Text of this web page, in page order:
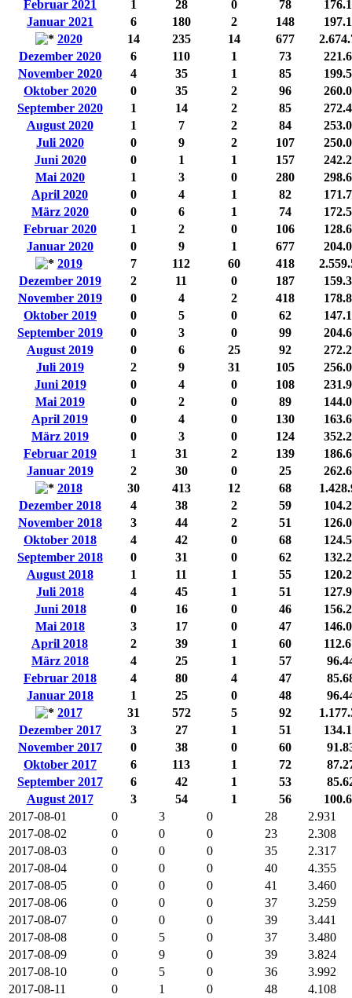
Februar 2021 1 28 0 78
Januar 2021
6 180 2 148
2020
14 235 14 677
Dezember 2020
6 110 1 73
November 2020
4 35 1 85
Oktober 2020
0 35 2 96
September 2020
1 14 2 85
August 2020
1 7 2 84
Juli 2020
0 9 2 107
Juni 2020
0 1 1 157
Mai 2020
1 3 0 280
April 2020
0 4 1 82
März 2020
0 6 1 74
Februar 2020
1 2 0 106
Januar 2020
0 9 1 677
2019
7 112 60 418
Dezember 2019
2 11 0 187
November 2019
0 4 2 418
Oktober 2019
0 5 0 62
September 2019
0 3 0 99
August 2019
0 6 25 92
Juli 2019
2 9 31 105
Juni 2019
0 4 0 108
Mai 2019
0 2 0 89
April 2019
0 4 0 130
März 2019
0 3 0 124
Februar 2019
1 31 2 139
Januar 2019
2 30 0 25
2018
30 413 12 68
Dezember 2018
4 38 2 59
November 2018
3 44 2 51
Oktober 2018
4 42 0 68
September 2018
0 31 0 62
August 2018
1 11 1 55
Juli 2018
4 45 1 51
Juni 2018
0 16 0 46
Mai 2018
3 17 0 47
April 2018
2 39 1 60
März 2018
4 25 1 57
Februar 2018
4 80 4 47
Januar 2018
1 25 0 48
2017
31 572 5 92
Dezember 2017
3 27 1 51
November 2017
0 38 0 60
Oktober 2017
6 113 1 72
September 2017
6 42 1 53
August 2017
3 54 1 56
2017-08-01
0 3 0 28
2.931
2017-08-02
0 0 0 23
2.308
2017-08-03
0 0 0 35
2.317
2017-08-04
0 0 0 40
4.355
2017-08-05
0 0 0 41
3.460
2017-08-06
0 0 0 37
3.259
2017-08-07
0 0 0 39
3.441
2017-08-08
0 5 0 37
3.480
2017-08-09
0 9 0 39
3.824
2017-08-10
0 5 0 36
3.992
2017-08-11
0 1 0 48
4.108